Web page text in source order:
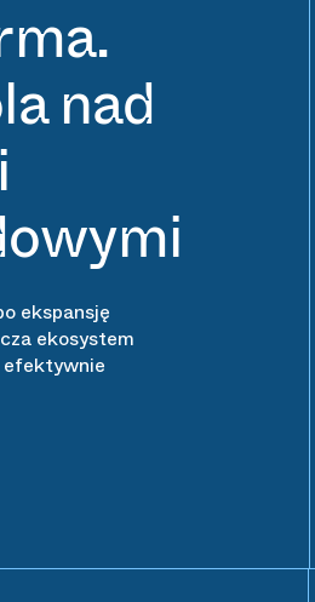
nad
ekspansję
ekosystem
efektywnie